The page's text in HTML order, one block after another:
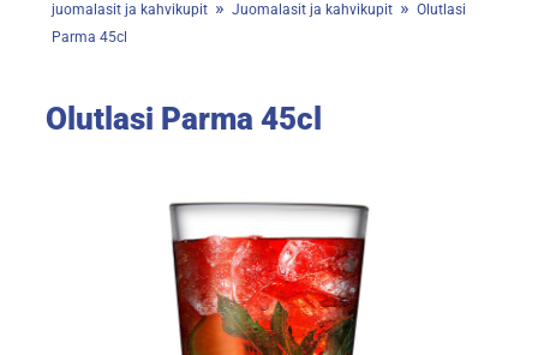
juomalasit ja kahvikupit » Juomalasit ja kahvikupit » Olutlasi
Parma 45cl
Olutlasi Parma 45cl